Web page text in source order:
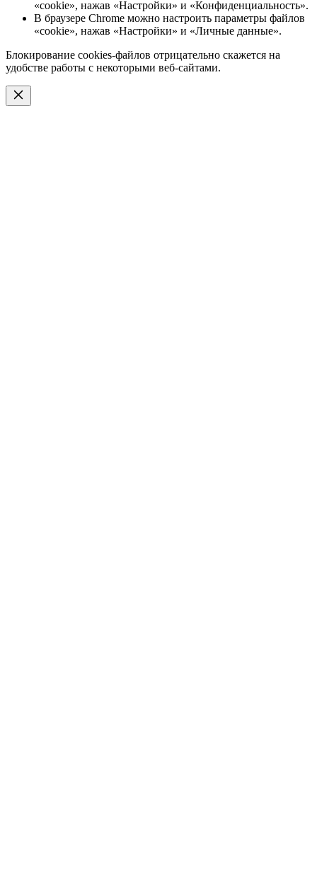
«cookie», нажав «Настройки» и «Конфиденциальность».
В браузере Chrome можно настроить параметры файлов
«cookie», нажав «Настройки» и «Личные данные».
Блокирование cookies-файлов отрицательно скажется на
удобстве работы с некоторыми веб-сайтами.